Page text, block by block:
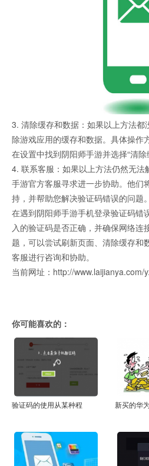
3. 清除缓存和数据：如果以上方法
除游戏应用的缓存和数据。具体操作
在设置中找到阴阳师手游并选择“清除
4. 联系客服：如果以上方法仍然无
手游官方客服寻求进一步协助。他们
持，并帮助您解决验证码错误的问题。
在遇到阴阳师手游手机登录验证码错
入的验证码是否正确，并确保网络连
题，可以尝试刷新页面、清除缓存和
客服进行咨询和协助。
当前网址：http://www.laijianya.com/
你可能喜欢的：
验证码的使用从某种程 新买的华